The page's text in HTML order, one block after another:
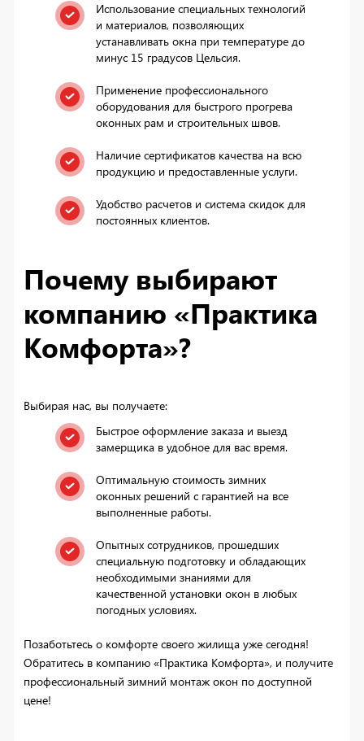
Использование специальных технологий
и материалов, позволяющих
устанавливать окна при температуре до
минус 15 градусов Цельсия.
Применение профессионального
оборудования для быстрого прогрева
оконных рам и строительных швов.
Наличие сертификатов качества на всю
продукцию и предоставленные услуги.
Удобство расчетов и система скидок для
постоянных клиентов.
Почему выбирают
компанию «Практика
Комфорта»?
Выбирая нас, вы получаете:
Быстрое оформление заказа и выезд
замерщика в удобное для вас время.
Оптимальную стоимость зимних
оконных решений с гарантией на все
выполненные работы.
Опытных сотрудников, прошедших
специальную подготовку и обладающих
необходимыми знаниями для
качественной установки окон в любых
погодных условиях.
Позаботьтесь о комфорте своего жилища уже сегодня!
Обратитесь в компанию «Практика Комфорта», и получите
профессиональный зимний монтаж окон по доступной
цене!